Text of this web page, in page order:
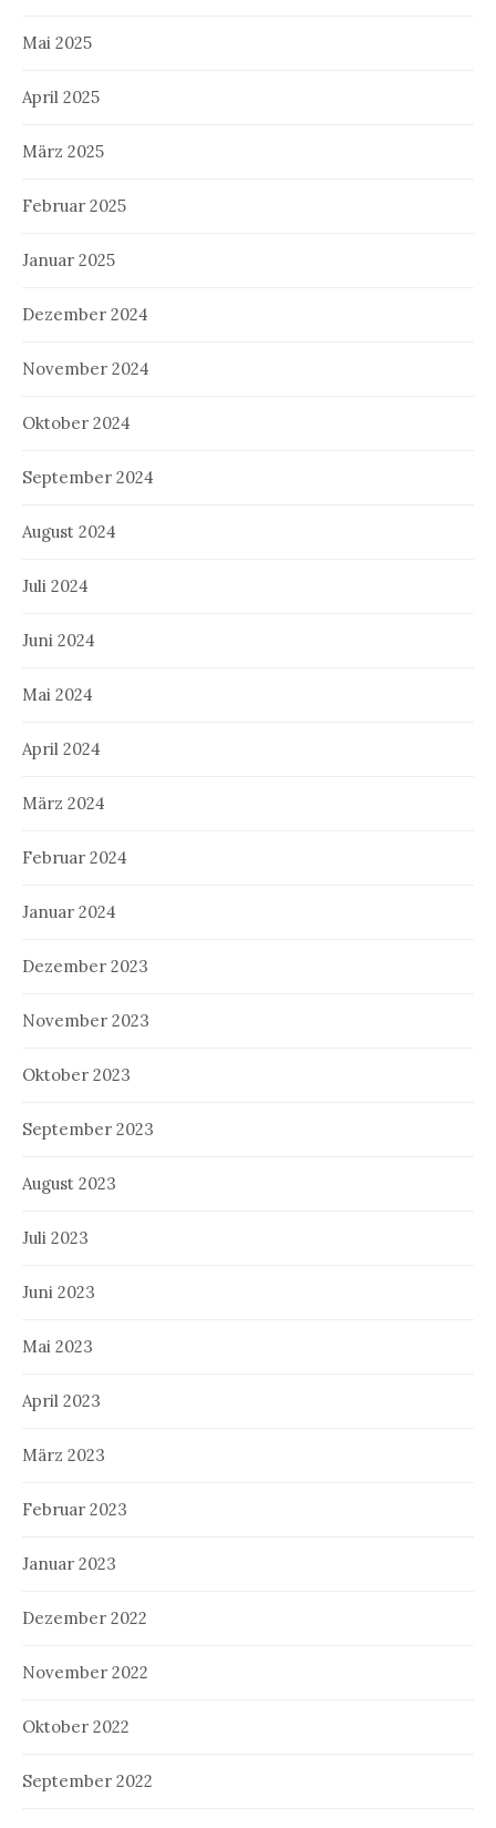
Mai 2025
April 2025
März 2025
Februar 2025
Januar 2025
Dezember 2024
November 2024
Oktober 2024
September 2024
August 2024
Juli 2024
Juni 2024
Mai 2024
April 2024
März 2024
Februar 2024
Januar 2024
Dezember 2023
November 2023
Oktober 2023
September 2023
August 2023
Juli 2023
Juni 2023
Mai 2023
April 2023
März 2023
Februar 2023
Januar 2023
Dezember 2022
November 2022
Oktober 2022
September 2022